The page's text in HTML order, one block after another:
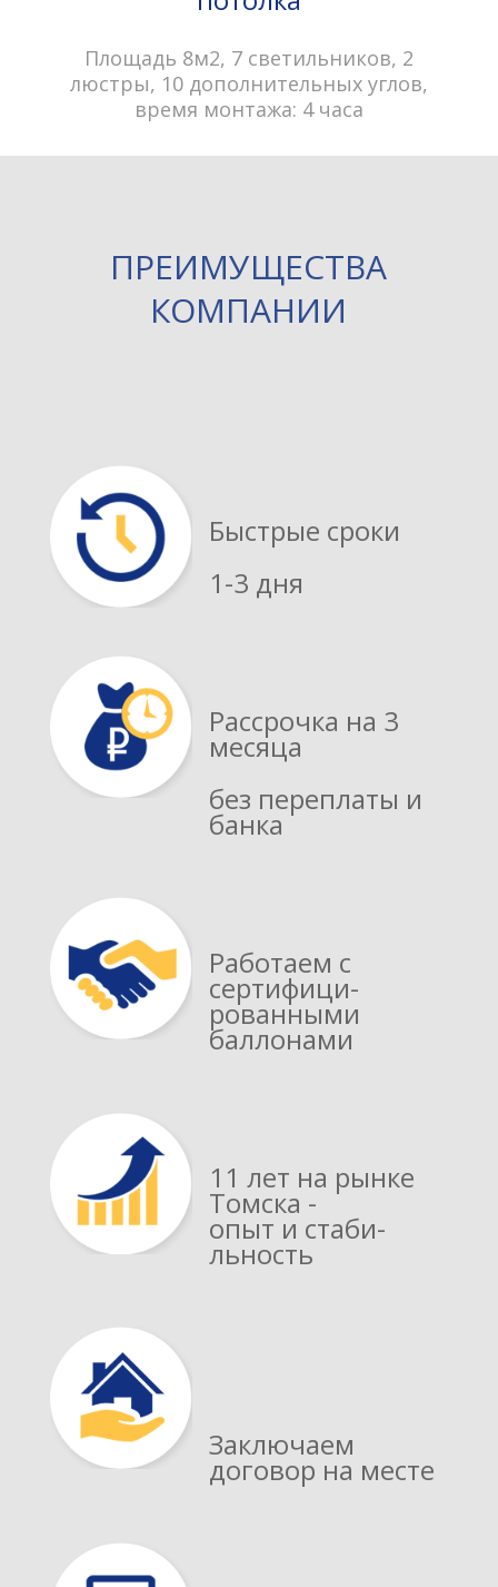
Площадь 8м2, 7 светильников, 2
люстры, 10 дополнительных углов,
время монтажа: 4 часа
ПРЕИМУЩЕСТВА
КОМПАНИИ
Быстрые сроки
1-3 дня
Рассрочка на 3
месяца
без переплаты и
банка
Работаем с
сертифици­
рованными
баллонами
11 лет на рынке
Томска -
опыт и стаби­
льность
Заключаем
договор на месте